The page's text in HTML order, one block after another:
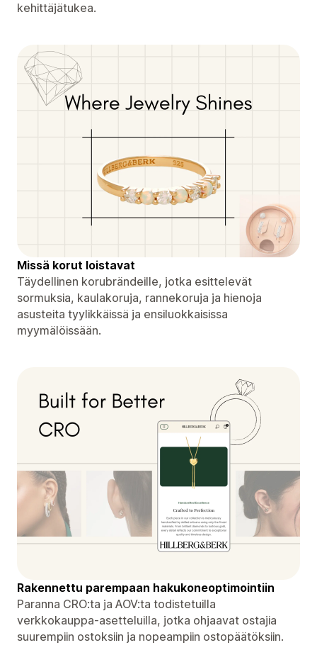
kehittäjätukea.
Missä korut loistavat
Täydellinen korubrändeille, jotka esittelevät
sormuksia, kaulakoruja, rannekoruja ja hienoja
asusteita tyylikkäissä ja ensiluokkaisissa
myymälöissään.
Rakennettu parempaan hakukoneoptimointiin
Paranna CRO:ta ja AOV:ta todistetuilla
verkkokauppa-asetteluilla, jotka ohjaavat ostajia
suurempiin ostoksiin ja nopeampiin ostopäätöksiin.